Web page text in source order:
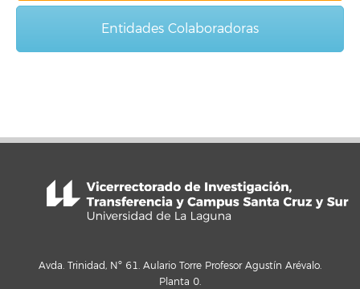
Entidades Colaboradoras
Avda. Trinidad, Nº 61. Aulario Torre Profesor Agustín Arévalo.
Planta 0.